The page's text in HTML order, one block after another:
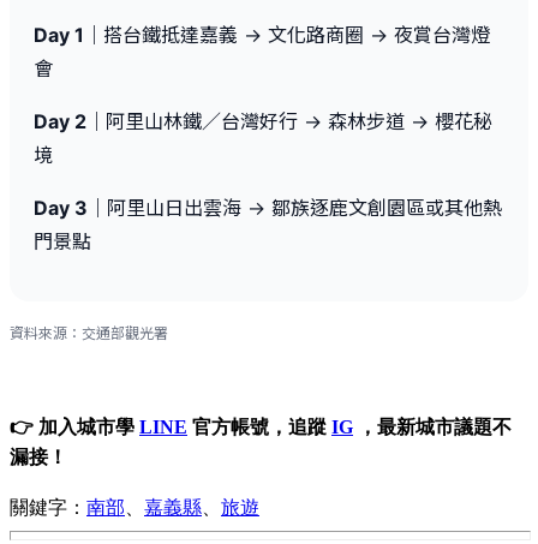
Day 1 ｜搭台鐵抵達嘉義 → 文化路商圈 → 夜賞台灣燈
會
Day 2 ｜阿里山林鐵／台灣好行 → 森林步道 → 櫻花秘
境
Day 3 ｜阿里山日出雲海 → 鄒族逐鹿文創園區或其他熱
門景點
資料來源：交通部觀光署
👉 加入城市學 LINE 官方帳號，追蹤 IG ，最新城市議題不
漏接！
關鍵字： 南部 嘉義縣 旅遊